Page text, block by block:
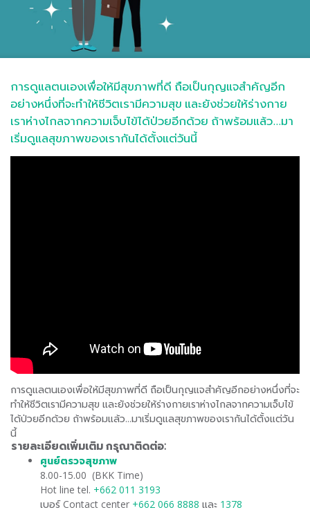
การดูแลตนเองเพื่อให้มีสุขภาพที่ดี ถือเป็นกุญแจสำคัญอีก
อย่างหนึ่งที่จะทำให้ชีวิตเรามีความสุข และยังช่วยให้ร่างกาย
เราห่างไกลจากความเจ็บไข้ได้ป่วยอีกด้วย ถ้าพร้อมแล้ว...มา
เริ่มดูแลสุขภาพของเรากันได้ตั้งแต่วันนี้
การดูแลตนเองเพื่อให้มีสุขภาพที่ดี ถือเป็นกุญแจสำคัญอีกอย่างหนึ่งที่จะ
ทำให้ชีวิตเรามีความสุข และยังช่วยให้ร่างกายเราห่างไกลจากความเจ็บไข้
ได้ป่วยอีกด้วย ถ้าพร้อมแล้ว...มาเริ่มดูแลสุขภาพของเรากันได้ตั้งแต่วัน
นี้
รายละเอียดเพิ่มเติม กรุณาติดต่อ:
ศูนย์ตรวจสุขภาพ
8.00-15.00 (BKK Time)
Hot line tel. +662 011 3193
เบอร์ Contact center +662 066 8888 และ 1378